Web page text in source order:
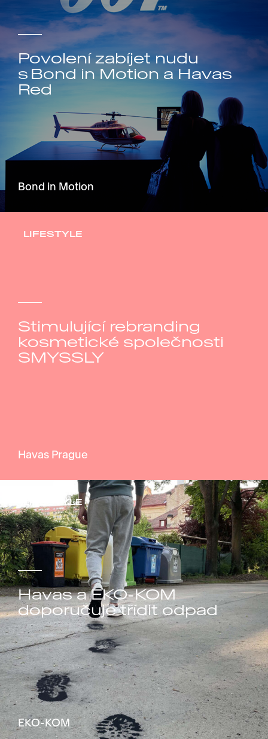
Povolení zabíjet nudu
s Bond in Motion a Havas
Red
Bond in Motion
LIFESTYLE
Stimulující rebranding
kosmetické společnosti
SMYSSLY
Havas Prague
LIFESTYLE
Havas a EKO-KOM
doporučuje třídit odpad
EKO-KOM